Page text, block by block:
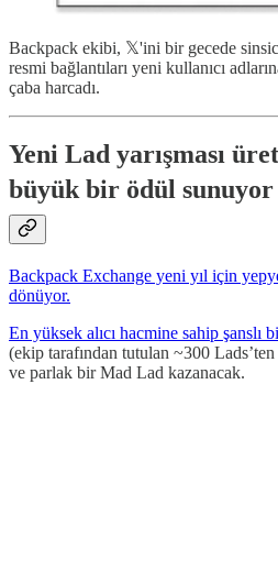
Backpack ekibi, 𝕏'ini bir gecede
resmi bağlantıları yeni kullanıcı
çaba harcadı.
Yeni Lad yarışması
büyük bir ödül sunuyor
Backpack Exchange yeni yıl için
dönüyor.
En yüksek alıcı hacmine sahip şanslı
(ekip tarafından tutulan ~300
ve parlak bir Mad Lad kazanacak.